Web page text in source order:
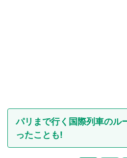
パリまで行く国際列車のル
ったことも!